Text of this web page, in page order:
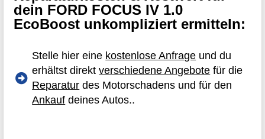
dein FORD FOCUS IV 1.0
EcoBoost unkompliziert ermitteln:
Stelle hier eine kostenlose Anfrage und du
erhältst direktverschiedene Angebote für die
Reparatur des Motorschadens und für den
Ankauf deines Autos..